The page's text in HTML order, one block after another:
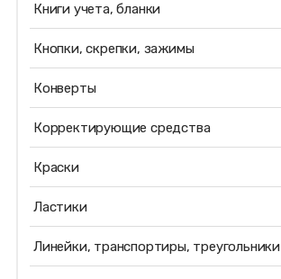
Книги учета, бланки
Кнопки, скрепки, зажимы
Конверты
Корректирующие средства
Краски
Ластики
Линейки, транспортиры, треугольники